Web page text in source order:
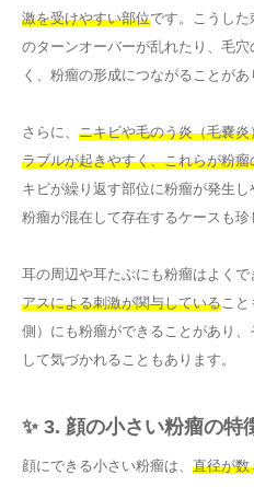
激を受けやすい部位です。こうし
のターンオーバーが乱れたり、毛
く、粉瘤の形成につながることがあ
さらに、 ニキビや毛のう炎（毛嚢
ラブルが起きやすく、これらが粉
キビが繰り返す部位に粉瘤が発生
粉瘤が混在して存在するケースも珍
耳の周辺や耳たぶにも粉瘤はよくで
アスによる刺激が関与していること
側）にも粉瘤ができることがあり
して気づかれることもあります。
✨ 3. 顔の小さい粉瘤の特
顔にできる小さい粉瘤は、 直径が数